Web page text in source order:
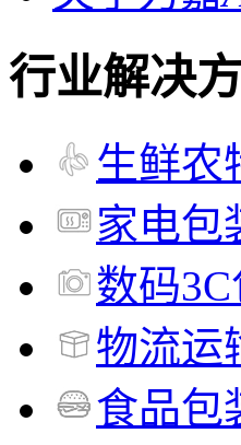
行业解决
生鲜农
家电包
数码
物流运
食品包